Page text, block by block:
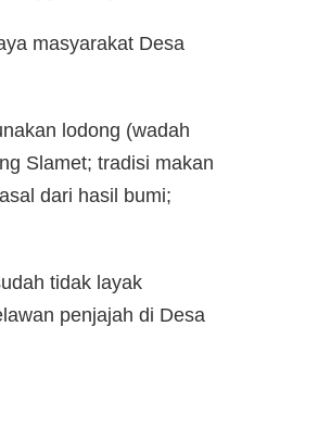
masyarakat Desa
lodong (wadah
Slamet; tradisi makan
dari hasil bumi;
tidak layak
penjajah di Desa